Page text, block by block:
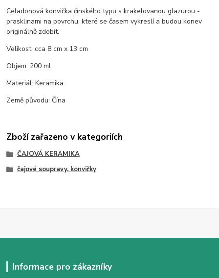
Celadonová konvička čínského typu s krakelovanou glazurou -
prasklinami na povrchu, které se časem vykreslí a budou konev
originálně zdobit.
Velikost: cca 8 cm x 13 cm
Objem: 200 ml
Materiál: Keramika
Země původu: Čína
Zboží zařazeno v kategoriích
ČAJOVÁ KERAMIKA
čajové soupravy, konvičky
Informace pro zákazníky